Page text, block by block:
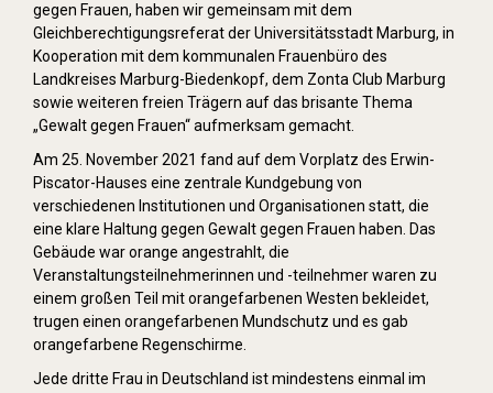
gegen Frauen, haben wir gemeinsam mit dem
Gleichberechtigungsreferat der Universitätsstadt Marburg, in
Kooperation mit dem kommunalen Frauenbüro des
Landkreises Marburg-Biedenkopf, dem Zonta Club Marburg
sowie weiteren freien Trägern auf das brisante Thema
„Gewalt gegen Frauen“ aufmerksam gemacht.
Am 25. November 2021 fand auf dem Vorplatz des Erwin-
Piscator-Hauses eine zentrale Kundgebung von
verschiedenen Institutionen und Organisationen statt, die
eine klare Haltung gegen Gewalt gegen Frauen haben. Das
Gebäude war orange angestrahlt, die
Veranstaltungsteilnehmerinnen und -teilnehmer waren zu
einem großen Teil mit orangefarbenen Westen bekleidet,
trugen einen orangefarbenen Mundschutz und es gab
orangefarbene Regenschirme.
Jede dritte Frau in Deutschland ist mindestens einmal im